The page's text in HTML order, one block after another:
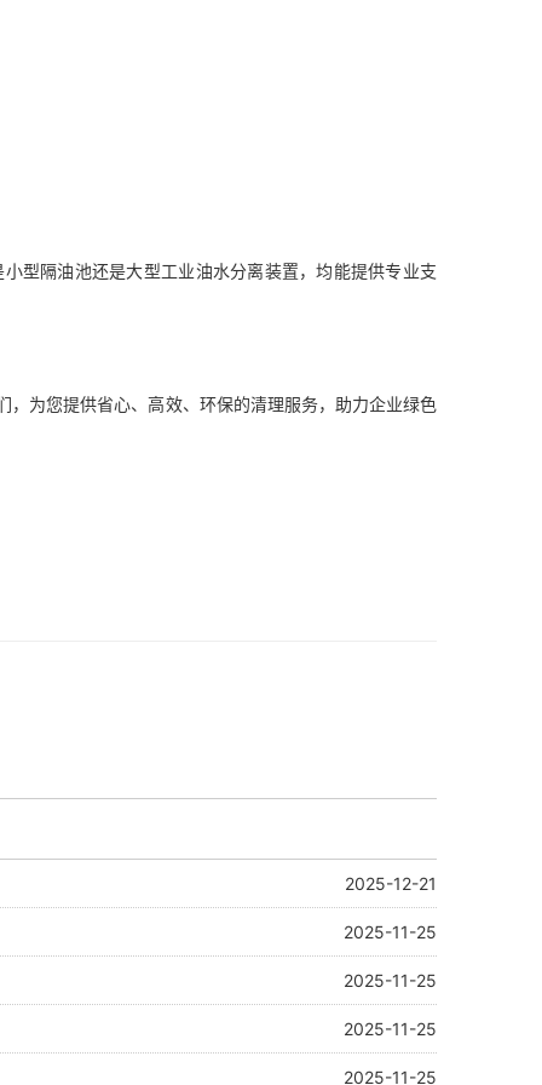
型隔油池还是大型工业油水分离装置，均能提供专业支
为您提供省心、高效、环保的清理服务，助力企业绿色
航！
2025-12-21
2025-11-25
2025-11-25
2025-11-25
2025-11-25